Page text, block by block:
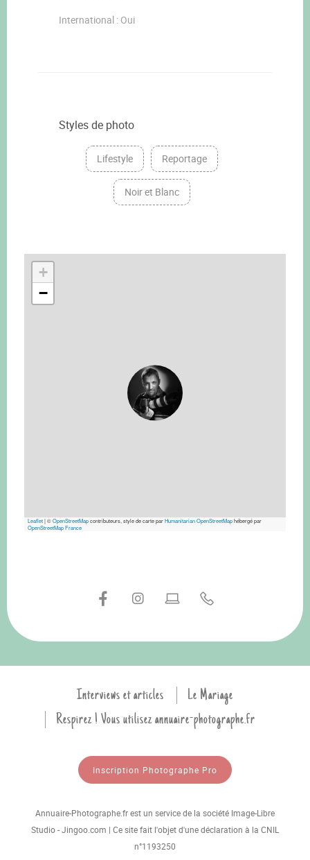
International : Oui
Styles de photo
Lifestyle Reportage
Noir et Blanc
+
−
Leaflet|©OpenStreetMapcontributeurs, style de carte parHumanitarian OpenStreetMaphébergé par
OpenStreetMap France
Interviews et articles
Le Mariage
Respirez ! Vous utilisez annuaire-photographe.fr
Inscription Photographe Pro
Annuaire-Photographe.fr est un service de la société Image-Libre
Studio - Jingoo.com | Ce site fait l'objet d'une déclaration à la CNIL
n°1193250